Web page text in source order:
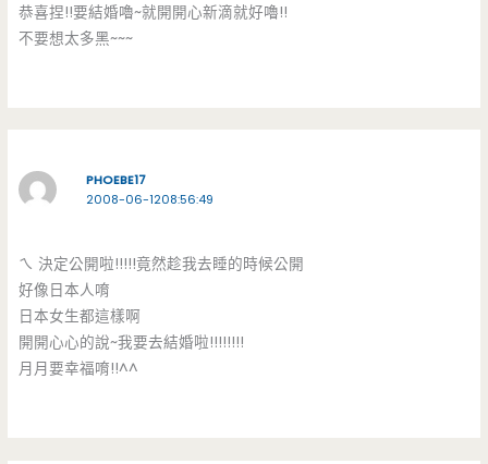
恭喜捏!!要結婚嚕~就開開心新滴就好嚕!!
不要想太多黑~~~
PHOEBE17
2008-06-1208:56:49
ㄟ 決定公開啦!!!!!竟然趁我去睡的時候公開
好像日本人唷
日本女生都這樣啊
開開心心的說~我要去結婚啦!!!!!!!!
月月要幸福唷!!^^